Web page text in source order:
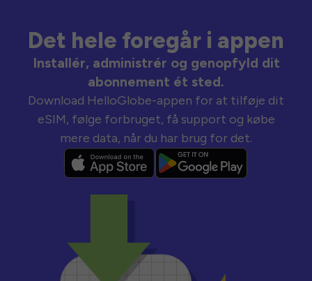
Det hele foregår i appen
Installér, administrér og genopfyld dit
abonnement ét sted.
Download HelloGlobe-appen for at tilføje dit
eSIM, følge forbruget, få support og købe
mere data, når du har brug for det.